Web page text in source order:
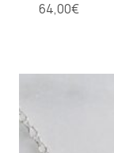
64,00€